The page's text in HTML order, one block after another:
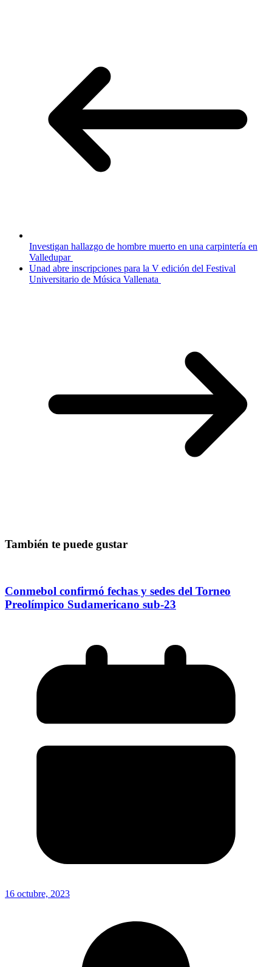
Investigan hallazgo de hombre muerto en una carpintería en
Valledupar
Unad abre inscripciones para la V edición del Festival
Universitario de Música Vallenata
También te puede gustar
Conmebol confirmó fechas y sedes del Torneo
Preolímpico Sudamericano sub-23
16 octubre, 2023